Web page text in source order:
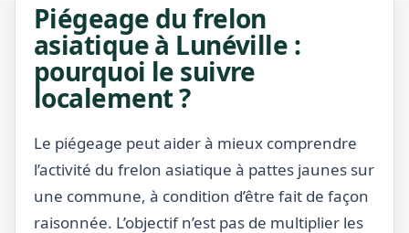
Piégeage du frelon
asiatique à Lunéville :
pourquoi le suivre
localement ?
Le piégeage peut aider à mieux comprendre
l’activité du frelon asiatique à pattes jaunes sur
une commune, à condition d’être fait de façon
raisonnée. L’objectif n’est pas de multiplier les